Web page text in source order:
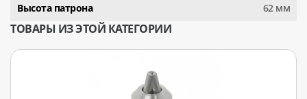
Высота патрона 62 мм
ТОВАРЫ ИЗ ЭТОЙ КАТЕГОРИИ